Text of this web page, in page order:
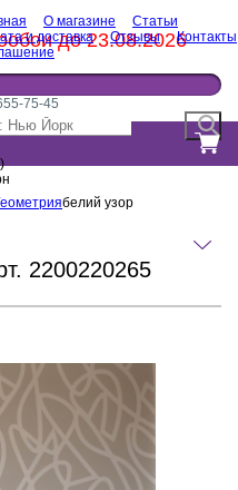
до 23.08.2026
О магазине
Статьи
и доставка
Отзывы
Контакты
75-45
)
белий узор
2200220265